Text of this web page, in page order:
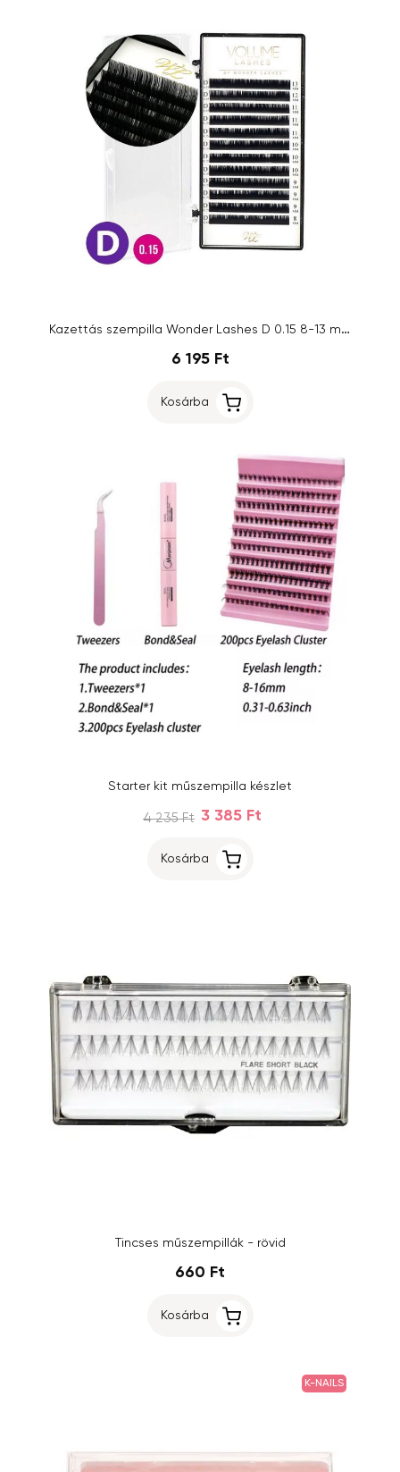
Kazettás szempilla Wonder Lashes D 0.15 8-13 mm
6 195 Ft
Kosárba
Starter kit műszempilla készlet
4 235 Ft 3 385 Ft
Kosárba
Tincses műszempillák - rövid
660 Ft
Kosárba
K-NAILS